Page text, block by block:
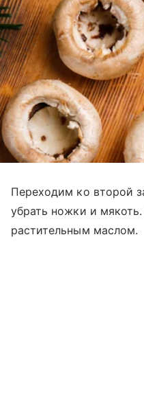
Переходим ко второй
убрать ножки и
растительным маслом.